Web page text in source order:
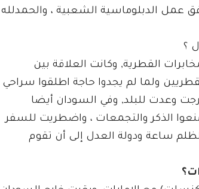
عمل الدبلوماسية الشعبية ، والحمدلله
؟
القطرية, وكانت العلاقة بين
ولما لم يجدوا حاجة اطلقوا سراحي
وعدت للبلد, وفي السودان أيضا
الذكر والتجمعات ، واضطريت للسفر
ساعة ودولة العدل إلى أن تقوم